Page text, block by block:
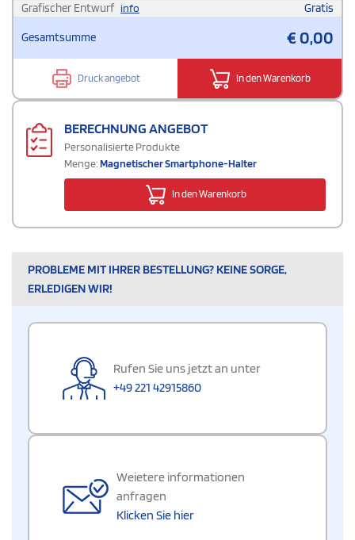
Grafischer Entwurf info Gratis
Gesamtsumme €0,00
Druck angebot In den Warenkorb
BERECHNUNG ANGEBOT
Personalisierte Produkte
Menge:Magnetischer Smartphone-Halter
In den Warenkorb
PROBLEME MIT IHRER BESTELLUNG? KEINE SORGE,
ERLEDIGEN WIR!
Rufen Sie uns jetzt an unter
+49 221 42915860
Weietere informationen
anfragen
Klicken Sie hier